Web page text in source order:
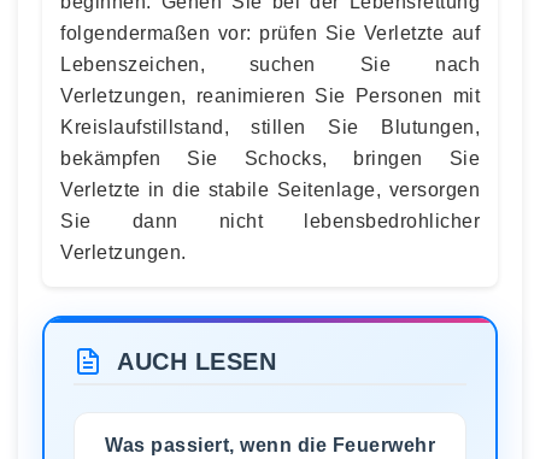
folgendermaßen vor: prüfen Sie Verletzte auf
Lebenszeichen, suchen Sie nach
Verletzungen, reanimieren Sie Personen mit
Kreislaufstillstand, stillen Sie Blutungen,
bekämpfen Sie Schocks, bringen Sie
Verletzte in die stabile Seitenlage, versorgen
Sie dann nicht lebensbedrohlicher
Verletzungen.
AUCH LESEN
Was passiert, wenn die Feuerwehr